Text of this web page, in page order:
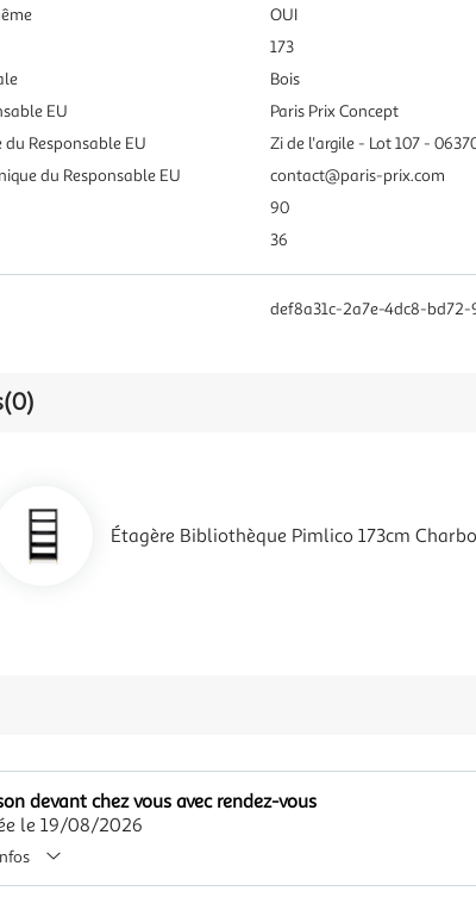
OUI
173
Bois
EU
Paris Prix Concept
Responsable EU
Zi de l'argile - Lot 107 -
du Responsable EU
contact@paris-prix.com
90
36
def8a31c-2a7e-4dc8-
(0)
Étagère Bibliothèque Pimlico 173cm
devant chez vous avec rendez-vous
le 19/08/2026